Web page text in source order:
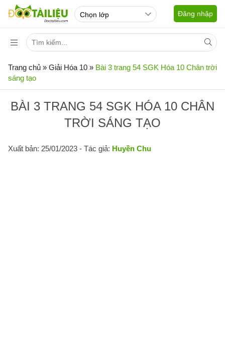
Đăng nhập
Trang chủ » Giải Hóa 10 » Bài 3 trang 54 SGK Hóa 10 Chân trời
sáng tạo
BÀI 3 TRANG 54 SGK HÓA 10 CHÂN
TRỜI SÁNG TẠO
Xuất bản: 25/01/2023 - Tác giả: Huyền Chu